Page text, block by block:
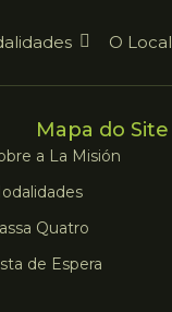
O Local
Mapa do Site
a La Misión
Quatro
de Espera